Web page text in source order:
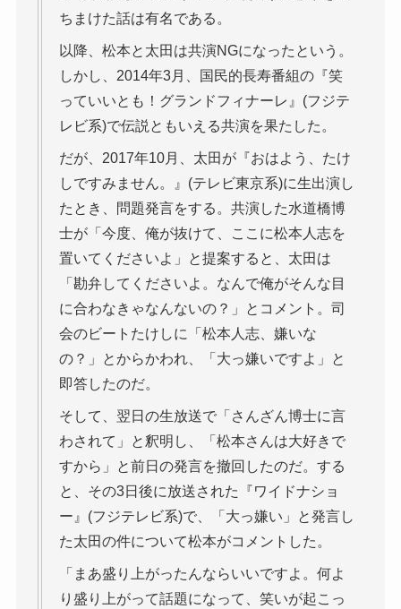
ちまけた話は有名である。
以降、松本と太田は共演NGになったという。
しかし、2014年3月、国民的長寿番組の『笑
っていいとも！グランドフィナーレ』(フジテ
レビ系)で伝説ともいえる共演を果たした。
だが、2017年10月、太田が『おはよう、たけ
しですみません。』(テレビ東京系)に生出演し
たとき、問題発言をする。共演した水道橋博
士が「今度、俺が抜けて、ここに松本人志を
置いてくださいよ」と提案すると、太田は
「勘弁してくださいよ。なんで俺がそんな目
に合わなきゃなんないの？」とコメント。司
会のビートたけしに「松本人志、嫌いな
の？」とからかわれ、「大っ嫌いですよ」と
即答したのだ。
そして、翌日の生放送で「さんざん博士に言
わされて」と釈明し、「松本さんは大好きで
すから」と前日の発言を撤回したのだ。する
と、その3日後に放送された『ワイドナショ
ー』(フジテレビ系)で、「大っ嫌い」と発言し
た太田の件について松本がコメントした。
「まあ盛り上がったんならいいですよ。何よ
り盛り上がって話題になって、笑いが起こっ